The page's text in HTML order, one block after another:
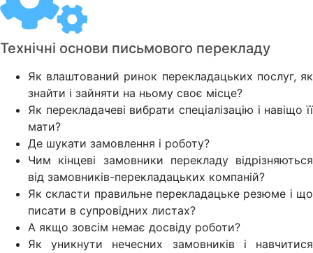
Технічні основи письмового перекладу
Як влаштований ринок перекладацьких послуг, як
знайти і зайняти на ньому своє місце?
Як перекладачеві вибрати спеціалізацію і навіщо її
мати?
Де шукати замовлення і роботу?
Чим кінцеві замовники перекладу відрізняються
від замовників-перекладацьких компаній?
Як скласти правильне перекладацьке резюме і що
писати в супровідних листах?
А якщо зовсім немає досвіду роботи?
Як уникнути нечесних замовників і навчитися